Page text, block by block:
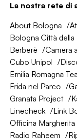
La nostra rete di
About Bologna
Bologna Città della
Berberè
Camera
Cubo Unipol
Emilia Romagna
Frida nel Parco
Granata Project
Linecheck
Link
Officina Margherita
Radio Raheem